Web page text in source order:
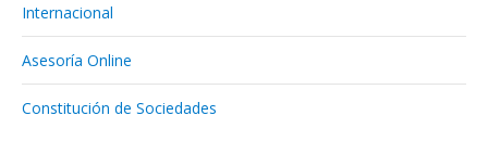
Internacional
Asesoría Online
Constitución de Sociedades